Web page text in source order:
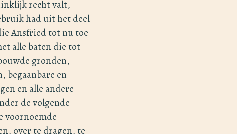
recht valt,
had uit het deel
Ansfried tot nu toe
alle baten die tot
gronden,
begaanbare en
en alle andere
de volgende
voornoemde
over te dragen, te